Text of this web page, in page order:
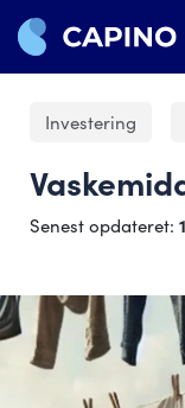
Investering
Senest opdateret: